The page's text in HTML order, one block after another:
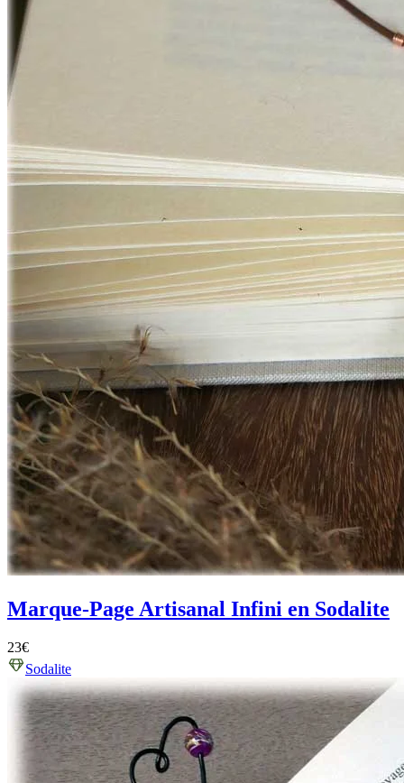
Marque-Page Artisanal Infini en Sodalite
23€
Sodalite